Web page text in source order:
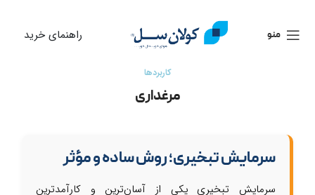
منو راهنمای خرید
کاربردها
مرغداری
سرمایش تبخیری؛ روش ساده و مؤثر
سرمایش تبخیری یکی از آسان‌ترین و کارآمدترین